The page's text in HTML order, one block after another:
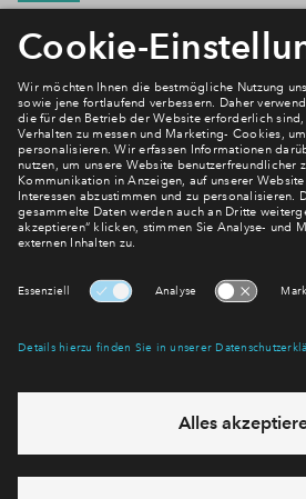
Newsletter
Verpassen Sie zu diesem
mehr! Wir halten Sie auf dem
regelmäßig erscheinenden
über den Stand dieses und
Abonnieren
Möchten Sie wissen, was wir mit Ihren
für unsere
Sie haben eine Frage? Dann rufen
50603738)oder hinterlassen Sie